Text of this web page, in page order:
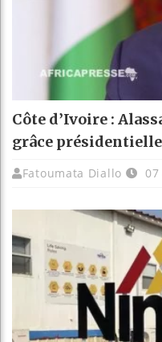
Côte d’Ivoire :
grâce présidentielle
Fatoumata Diallo 07